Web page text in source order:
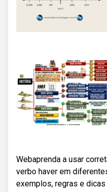
Webaprenda a usar
verbo haver em
exemplos, regras e